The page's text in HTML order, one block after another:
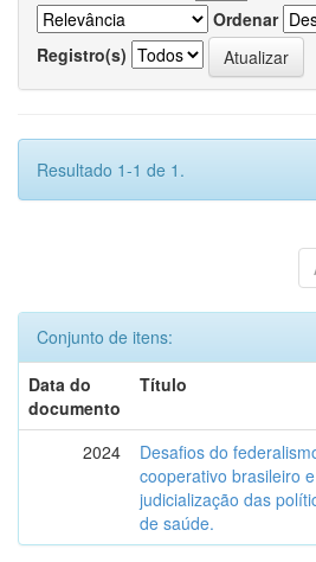
Ordenar
Registro(s)
Resultado 1-1 de 1.
Conjunto de itens:
Data do
documento
Título
2024
Desafios do
cooperativo brasileiro
judicialização das
de saúde.